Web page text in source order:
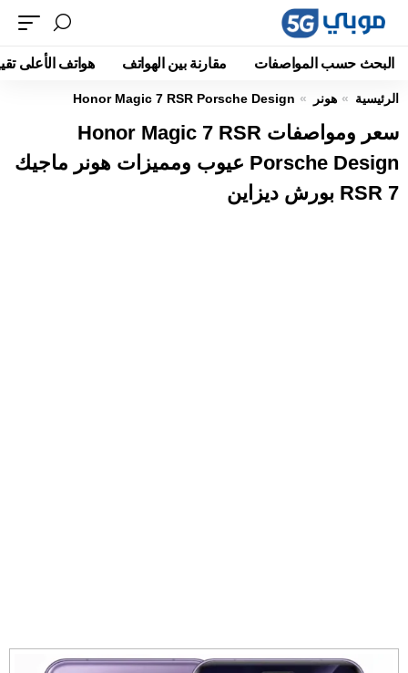
البحث حسب المواصفات مقارنة بين الهواتف هواتف الأعلى
الرئيسية هونر Honor Magic 7 RSR Porsche Design
سعر ومواصفات Honor Magic 7 RSR
Porsche Design عيوب ومميزات هونر ماجيك
7 RSR بورش ديزاين